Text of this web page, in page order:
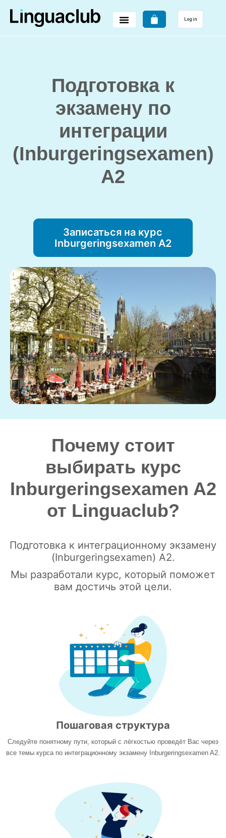
Log in
Подготовка к
экзамену по
интеграции
(Inburgeringsexamen)
A2
Записаться на курс
Inburgeringsexamen A2
Почему стоит
выбирать курс
Inburgeringsexamen A2
от Linguaclub?
Подготовка к интеграционному экзамену
(Inburgeringsexamen) A2.
Мы разработали курс, который поможет
вам достичь этой цели.
Пошаговая структура
Следуйте понятному пути, который с лёгкостью проведёт Вас через
все темы курса по интеграционному экзамену Inburgeringsexamen A2.